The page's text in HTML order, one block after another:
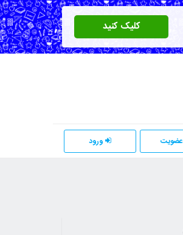
کلیک کنید
عضویت ورود